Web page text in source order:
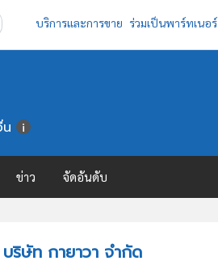
บริการและการขาย ร่วมเป็นพาร์ทเนอร์
ข่าว จัดอันดับ
ริษัท กายาวา จำกัด